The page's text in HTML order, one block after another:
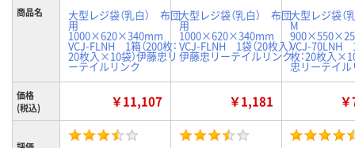
商品名 大型レジ袋（乳白） 布団
用
1000×620×340mm
VCJ-FLNH 1箱（200枚：
20枚入×10袋）伊藤忠リ
ーテイルリンク
大型レジ袋（乳白） 布団
用
1000×620×340mm
VCJ-FLNH 1袋（20枚入）
伊藤忠リーテイルリンク
大型レジ袋（
M
VCJ-70LNH
枚：20枚入
忠リーテイ
価格
(税込)
￥11,107 ￥1,181